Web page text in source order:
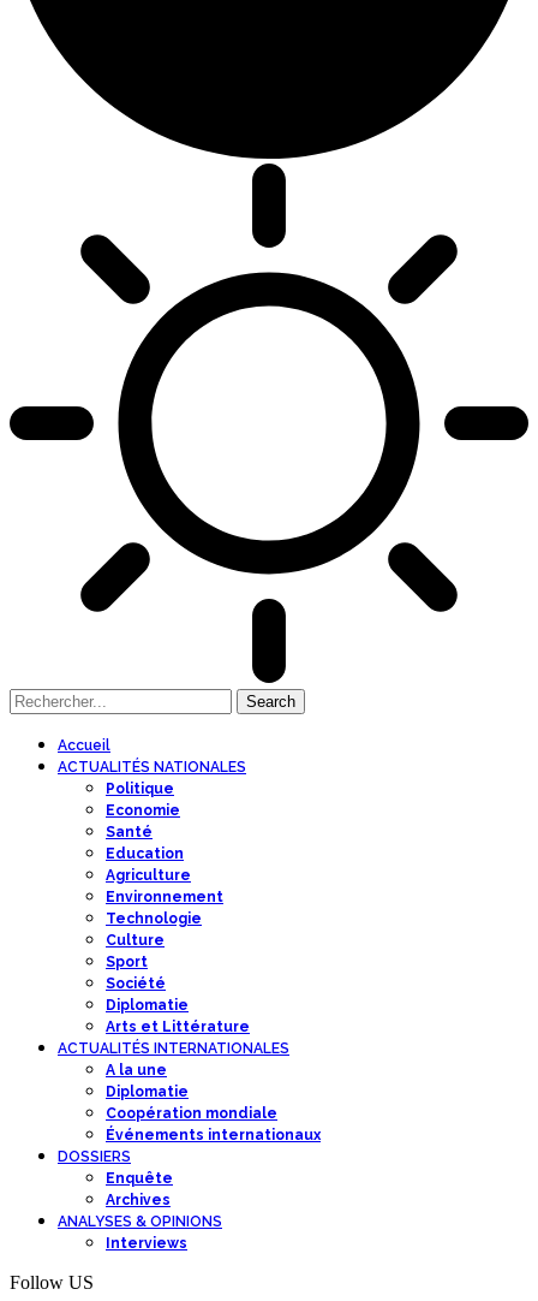
Accueil
ACTUALITÉS NATIONALES
Politique
Economie
Santé
Education
Agriculture
Environnement
Technologie
Culture
Sport
Société
Diplomatie
Arts et Littérature
ACTUALITÉS INTERNATIONALES
A la une
Diplomatie
Coopération mondiale
Événements internationaux
DOSSIERS
Enquête
Archives
ANALYSES & OPINIONS
Interviews
Follow US